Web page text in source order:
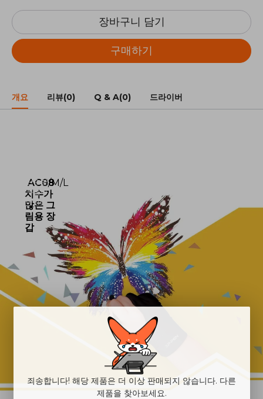
죄송합니다! 해당 제품은 더 이상 판매되지 않습니다. 다른
제품을 찾아보세요.
장바구니 담기
구매하기
개요 리뷰(0) Q & A(0) 드라이버
AC08
치수가
많은 그
림용 장
갑
S/M/L
단수한
부품이
아니다.